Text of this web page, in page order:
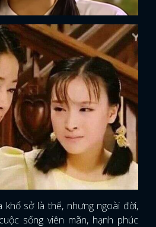
khổ sở là thế, nhưng ngoài đời,
sống viên mãn, hạnh phúc